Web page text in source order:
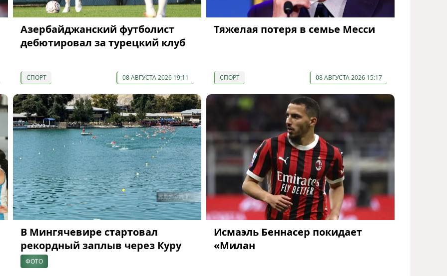
Азербайджанский футболист
дебютировал за турецкий клуб
СПОРТ 08 АВГУСТА 2026 19:11
Тяжелая потеря в семье Месси
СПОРТ 08 АВГУСТА 2026 15:17
В Мингячевире стартовал
рекордный заплыв через Куру
ФОТО
Исмаэль Беннасер покидает
«Милан